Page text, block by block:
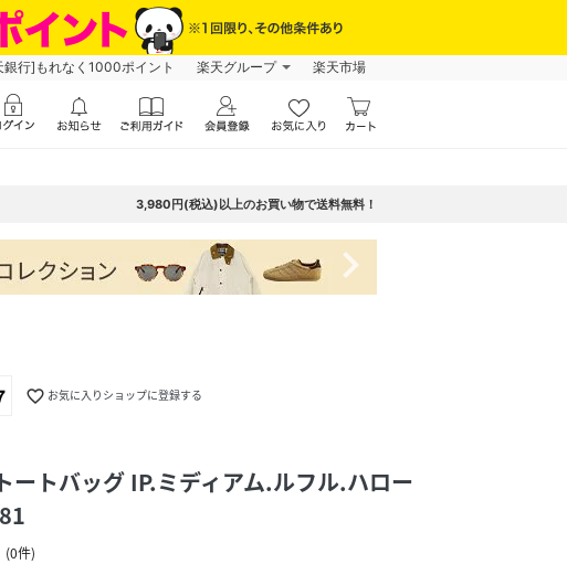
銀行]もれなく1000ポイント 楽天グループ 楽天市場
3,980円(税込)以上のお買い物で送料無料！
navigate_next
favorite_border お気に入りショップに登録する
ートバッグ IP.ミディアム.ルフル.ハロー
(0件)